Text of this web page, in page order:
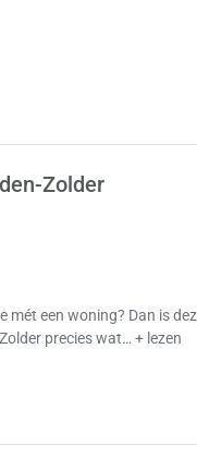
Zolder
mét een woning? Dan is
precies wat… + lezen